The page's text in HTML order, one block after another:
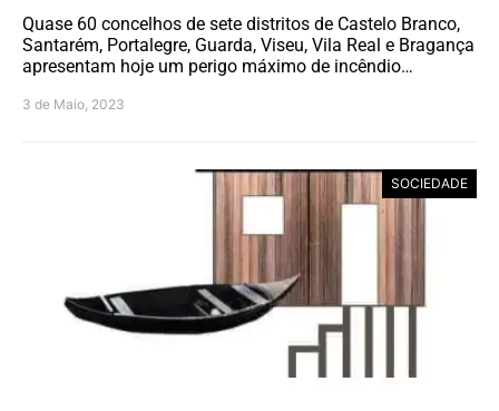
Quase 60 concelhos de sete distritos de Castelo Branco,
Santarém, Portalegre, Guarda, Viseu, Vila Real e Bragança
apresentam hoje um perigo máximo de incêndio…
3 de Maio, 2023
SOCIEDADE